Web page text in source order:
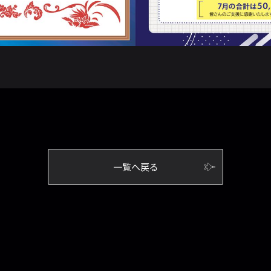
一覧へ戻る